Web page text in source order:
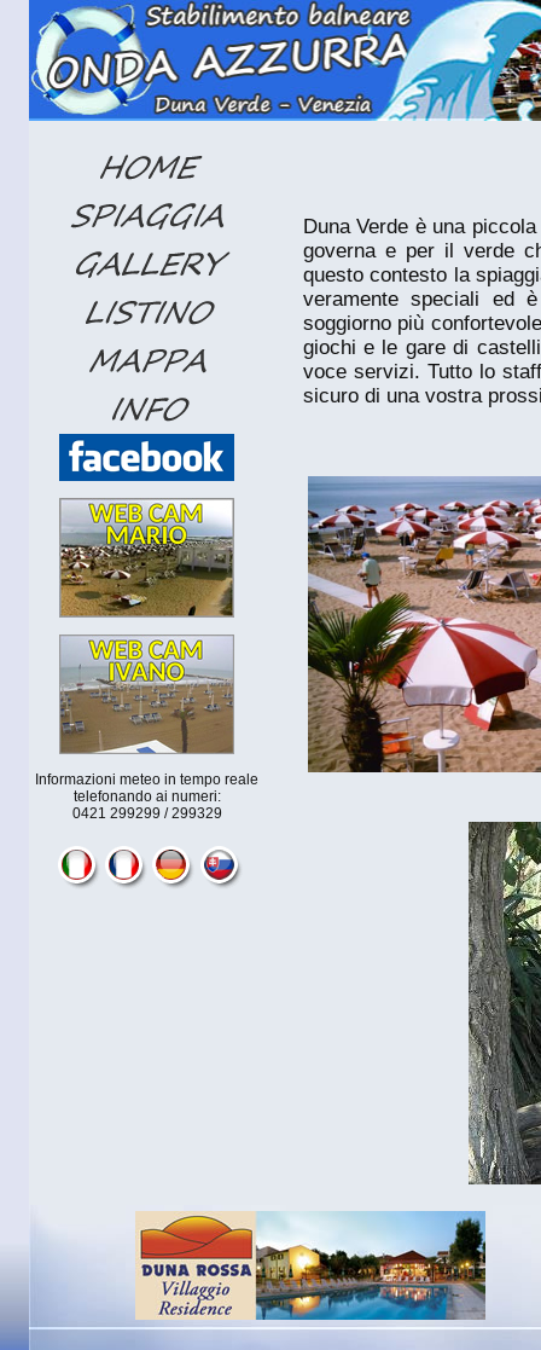
Informazioni meteo in tempo reale
telefonando ai numeri:
0421 299299 / 299329
Duna Verde è una
governa e per il verde
questo contesto la
veramente speciali ed
soggiorno più
giochi e le gare di
voce servizi. Tutto lo
sicuro di una vostra